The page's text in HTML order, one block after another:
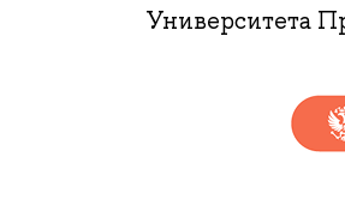
Университета